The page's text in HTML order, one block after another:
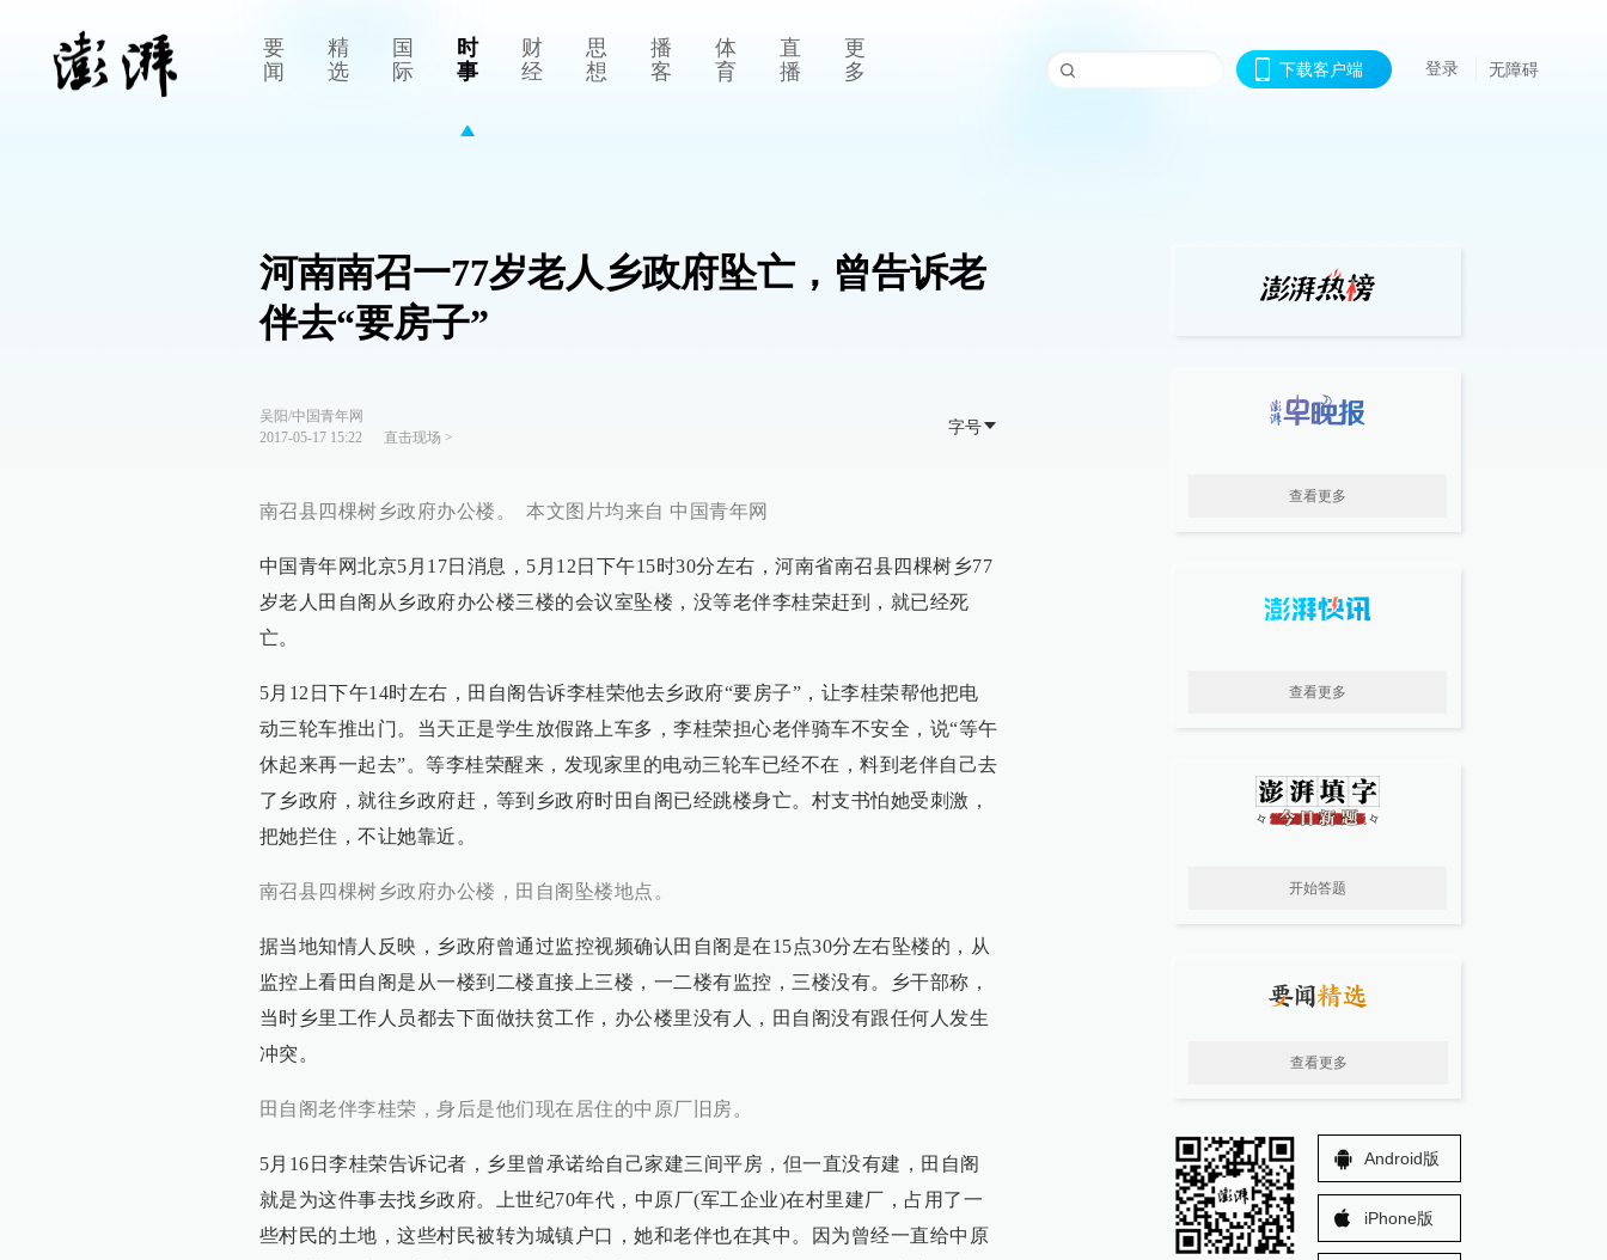
要
闻
精
选
国
际
时
事
财
经
思
想
播
客
体
育
直
播
更
多
下载客户端 登录 无障碍
河南南召一77岁老人乡政府坠亡，曾告诉老
伴去“要房子”
吴阳/中国青年网
2017-05-17 15:22
直击现场 >
字号
南召县四棵树乡政府办公楼。 本文图片均来自 中国青年网
中国青年网北京5月17日消息，5月12日下午15时30分左右，河南省南召县四棵树乡77
岁老人田自阁从乡政府办公楼三楼的会议室坠楼，没等老伴李桂荣赶到，就已经死
亡。
5月12日下午14时左右，田自阁告诉李桂荣他去乡政府“要房子”，让李桂荣帮他把电
动三轮车推出门。当天正是学生放假路上车多，李桂荣担心老伴骑车不安全，说“等午
休起来再一起去”。等李桂荣醒来，发现家里的电动三轮车已经不在，料到老伴自己去
了乡政府，就往乡政府赶，等到乡政府时田自阁已经跳楼身亡。村支书怕她受刺激，
把她拦住，不让她靠近。
南召县四棵树乡政府办公楼，田自阁坠楼地点。
据当地知情人反映，乡政府曾通过监控视频确认田自阁是在15点30分左右坠楼的，从
监控上看田自阁是从一楼到二楼直接上三楼，一二楼有监控，三楼没有。乡干部称，
当时乡里工作人员都去下面做扶贫工作，办公楼里没有人，田自阁没有跟任何人发生
冲突。
田自阁老伴李桂荣，身后是他们现在居住的中原厂旧房。
5月16日李桂荣告诉记者，乡里曾承诺给自己家建三间平房，但一直没有建，田自阁
就是为这件事去找乡政府。上世纪70年代，中原厂(军工企业)在村里建厂，占用了一
些村民的土地，这些村民被转为城镇户口，她和老伴也在其中。因为曾经一直给中原
查看更多
查看更多
开始答题
查看更多
Android版
iPhone版